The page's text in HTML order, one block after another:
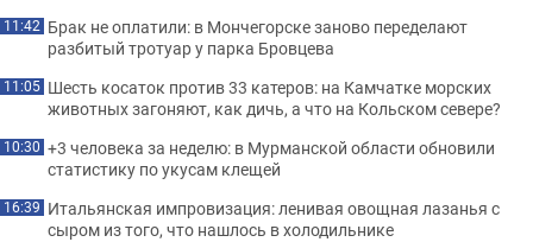
11:42 Брак не оплатили: в Мончегорске заново переделают
разбитый тротуар у парка Бровцева
11:05 Шесть косаток против 33 катеров: на Камчатке морских
животных загоняют, как дичь, а что на Кольском севере?
10:30 +3 человека за неделю: в Мурманской области обновили
статистику по укусам клещей
16:39 Итальянская импровизация: ленивая овощная лазанья с
сыром из того, что нашлось в холодильнике